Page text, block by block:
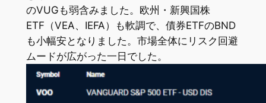
のVUGも弱含みました。欧州・新興国株
ETF（VEA、IEFA）も軟調で、債券ETFのBND
も小幅安となりました。市場全体にリスク回避
ムードが広がった一日でした。